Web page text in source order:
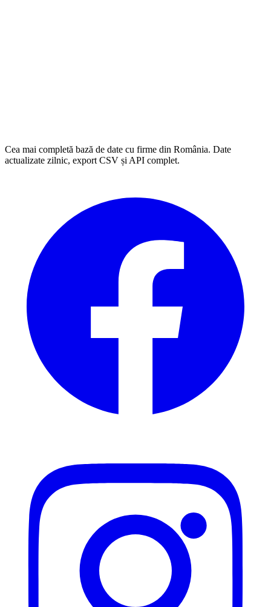
Cea mai completă bază de date cu firme din România. Date
actualizate zilnic, export CSV și API complet.